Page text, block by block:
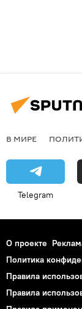
В МИРЕ
Telegram
О проекте
Политика
Правила
Правила